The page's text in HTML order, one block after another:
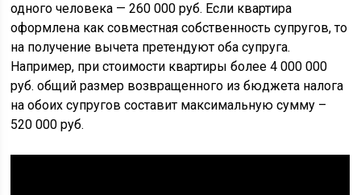
одного человека — 260 000 руб. Если квартира
оформлена как совместная собственность супругов, то
на получение вычета претендуют оба супруга.
Например, при стоимости квартиры более 4 000 000
руб. общий размер возвращенного из бюджета налога
на обоих супругов составит максимальную сумму –
520 000 руб.